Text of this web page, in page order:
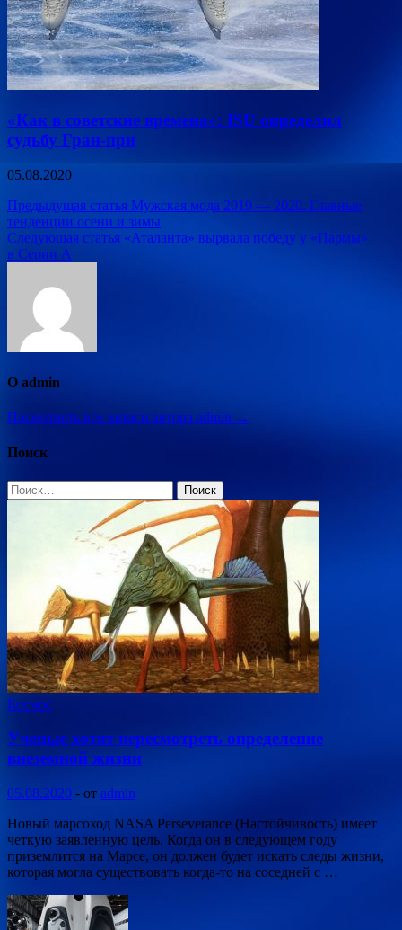
«Как в советские времена»: ISU определил
судьбу Гран-при
05.08.2020
Навигация
по
записям
Предыдущая статья Мужская мода 2019 — 2020. Главные
тенденции осени и зимы
Следующая статья «Аталанта» вырвала победу у «Пармы»
в Серии А
О admin
Посмотреть все записи автора admin →
Поиск
Найти:
Космос
Ученые хотят пересмотреть определение
внеземной жизни
05.08.2020 - от admin
Новый марсоход NASA Perseverance (Настойчивость) имеет
четкую заявленную цель. Когда он в следующем году
приземлится на Марсе, он должен будет искать следы жизни,
которая могла существовать когда-то на соседней с …